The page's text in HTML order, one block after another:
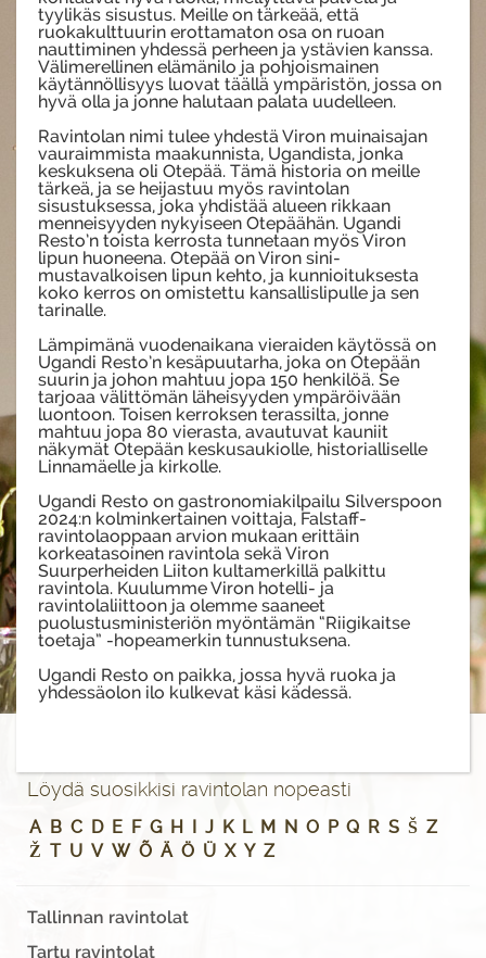
tyylikäs sisustus. Meille on tärkeää, että
ruokakulttuurin erottamaton osa on ruoan
nauttiminen yhdessä perheen ja ystävien kanssa.
Välimerellinen elämänilo ja pohjoismainen
käytännöllisyys luovat täällä ympäristön, jossa on
hyvä olla ja jonne halutaan palata uudelleen.
Ravintolan nimi tulee yhdestä Viron muinaisajan
vauraimmista maakunnista, Ugandista, jonka
keskuksena oli Otepää. Tämä historia on meille
tärkeä, ja se heijastuu myös ravintolan
sisustuksessa, joka yhdistää alueen rikkaan
menneisyyden nykyiseen Otepäähän. Ugandi
Resto’n toista kerrosta tunnetaan myös Viron
lipun huoneena. Otepää on Viron sini-
mustavalkoisen lipun kehto, ja kunnioituksesta
koko kerros on omistettu kansallislipulle ja sen
tarinalle.
Lämpimänä vuodenaikana vieraiden käytössä on
Ugandi Resto’n kesäpuutarha, joka on Otepään
suurin ja johon mahtuu jopa 150 henkilöä. Se
tarjoaa välittömän läheisyyden ympäröivään
luontoon. Toisen kerroksen terassilta, jonne
mahtuu jopa 80 vierasta, avautuvat kauniit
näkymät Otepään keskusaukiolle, historialliselle
Linnamäelle ja kirkolle.
Ugandi Resto on gastronomiakilpailu Silverspoon
2024:n kolminkertainen voittaja, Falstaff-
ravintolaoppaan arvion mukaan erittäin
korkeatasoinen ravintola sekä Viron
Suurperheiden Liiton kultamerkillä palkittu
ravintola. Kuulumme Viron hotelli- ja
ravintolaliittoon ja olemme saaneet
puolustusministeriön myöntämän “Riigikaitse
toetaja” -hopeamerkin tunnustuksena.
Ugandi Resto on paikka, jossa hyvä ruoka ja
yhdessäolon ilo kulkevat käsi kädessä.
Löydä suosikkisi ravintolan nopeasti
A B C D E F G H J K L M N O P Q R S Š Z
Ž T U V W Õ Ä Ö Ü X Y Z
Tallinnan ravintolat
Tartu ravintolat